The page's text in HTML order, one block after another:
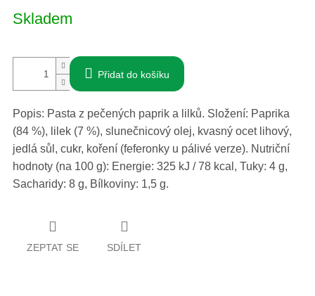
cena:
Skladem
Přidat do košíku
Popis: Pasta z pečených paprik a lilků. Složení: Paprika
(84 %), lilek (7 %), slunečnicový olej, kvasný ocet lihový,
jedlá sůl, cukr, koření (feferonky u pálivé verze). Nutriční
hodnoty (na 100 g): Energie: 325 kJ / 78 kcal, Tuky: 4 g,
Sacharidy: 8 g, Bílkoviny: 1,5 g.
ZEPTAT SE SDÍLET